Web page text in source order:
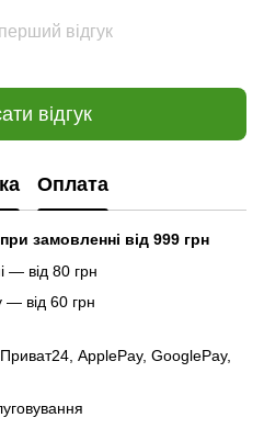
відгук
відгук
Оплата
замовленні від 999 грн
— від 80 грн
від 60 грн
ApplePay, GooglePay,